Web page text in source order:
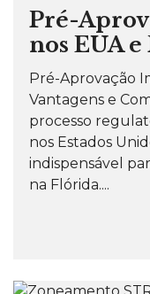
Pré-
nos EUA
Pré-Aprovação
Vantagens e
processo
nos Estados
indispensável
na Flórida....